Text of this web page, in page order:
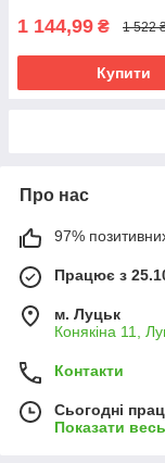
1 144,99 ₴ 1 522
Купити
Про нас
97%
Працює з
м. Луцьк
Конякіна 11,
Контакти
Сьогодні
Показати